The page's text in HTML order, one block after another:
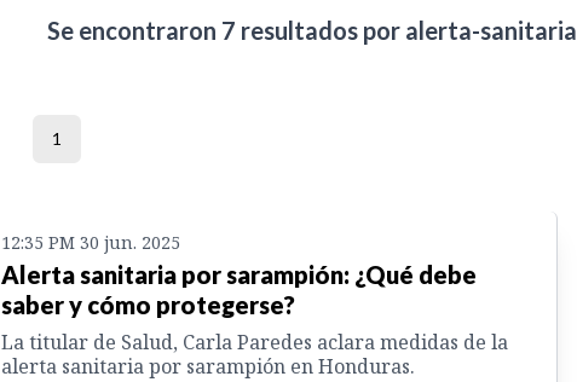
Se encontraron 7 resultados por alerta-sanitaria
1
12:35 PM 30 jun. 2025
Alerta sanitaria por sarampión: ¿Qué debe
saber y cómo protegerse?
La titular de Salud, Carla Paredes aclara medidas de la
alerta sanitaria por sarampión en Honduras.